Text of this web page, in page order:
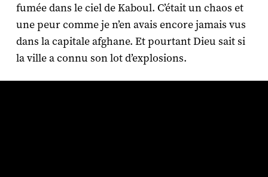
fumée dans le ciel de Kaboul. C’était un chaos et
une peur comme je n’en avais encore jamais vus
dans la capitale afghane. Et pourtant Dieu sait si
la ville a connu son lot d’explosions.